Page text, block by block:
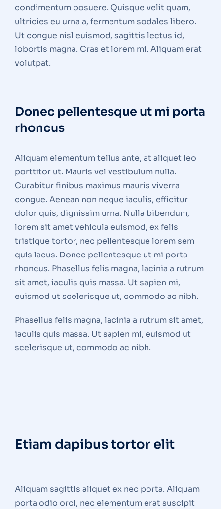
condimentum posuere. Quisque velit quam,
ultricies eu urna a, fermentum sodales libero.
Ut congue nisl euismod, sagittis lectus id,
lobortis magna. Cras et lorem mi. Aliquam erat
volutpat.
Donec pellentesque ut mi porta
rhoncus
Aliquam elementum tellus ante, at aliquet leo
porttitor ut. Mauris vel vestibulum nulla.
Curabitur finibus maximus mauris viverra
congue. Aenean non neque iaculis, efficitur
dolor quis, dignissim urna. Nulla bibendum,
lorem sit amet vehicula euismod, ex felis
tristique tortor, nec pellentesque lorem sem
quis lacus. Donec pellentesque ut mi porta
rhoncus. Phasellus felis magna, lacinia a rutrum
sit amet, iaculis quis massa. Ut sapien mi,
euismod ut scelerisque ut, commodo ac nibh.
Phasellus felis magna, lacinia a rutrum sit amet,
iaculis quis massa. Ut sapien mi, euismod ut
scelerisque ut, commodo ac nibh.
Etiam dapibus tortor elit
Aliquam sagittis aliquet ex nec porta. Aliquam
porta odio orci, nec elementum erat suscipit